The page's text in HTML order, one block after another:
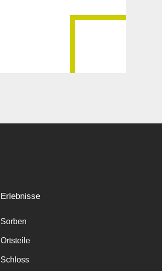
Erlebnisse
Sorben
Ortsteile
Schloss